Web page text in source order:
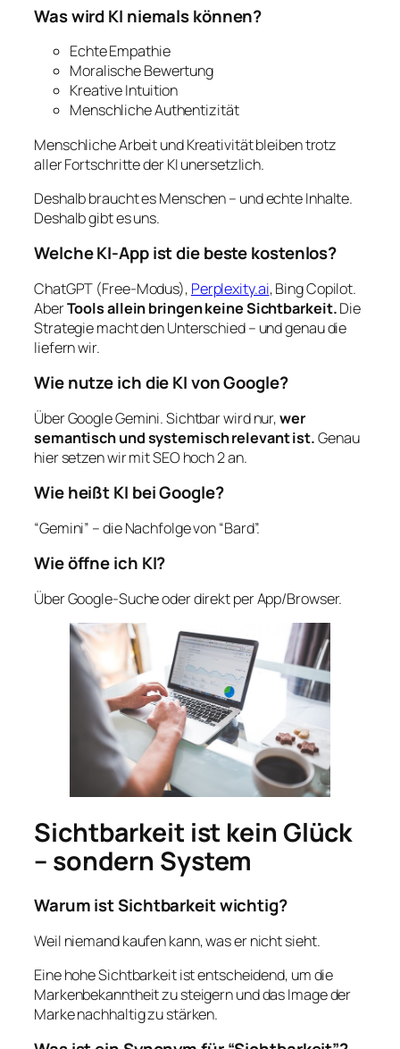
Was wird KI niemals können?
Echte Empathie
Moralische Bewertung
Kreative Intuition
Menschliche Authentizität
Menschliche Arbeit und Kreativität bleiben trotz
aller Fortschritte der KI unersetzlich.
Deshalb braucht es Menschen – und echte Inhalte.
Deshalb gibt es uns.
Welche KI-App ist die beste kostenlos?
ChatGPT (Free-Modus), Perplexity.ai, Bing Copilot.
AberTools allein bringen keine Sichtbarkeit.Die
Strategie macht den Unterschied – und genau die
liefern wir.
Wie nutze ich die KI von Google?
Über Google Gemini. Sichtbar wird nur,wer
semantisch und systemisch relevant ist.Genau
hier setzen wir mit SEO hoch 2 an.
Wie heißt KI bei Google?
“Gemini” – die Nachfolge von “Bard”.
Wie öffne ich KI?
Über Google-Suche oder direkt per App/Browser.
Sichtbarkeit ist kein Glück
– sondern System
Warum ist Sichtbarkeit wichtig?
Weil niemand kaufen kann, was er nicht sieht.
Eine hohe Sichtbarkeit ist entscheidend, um die
Markenbekanntheit zu steigern und das Image der
Marke nachhaltig zu stärken.